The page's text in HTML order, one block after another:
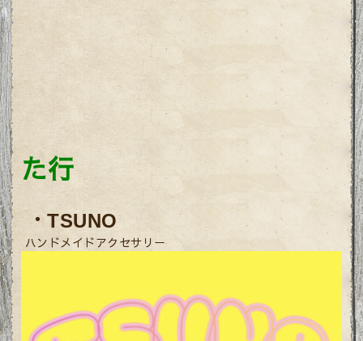
た行
・TSUNO
ハンドメイドアクセサリー